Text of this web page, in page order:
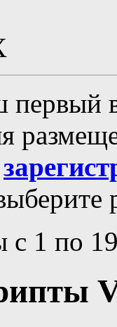
первый
с 1 по